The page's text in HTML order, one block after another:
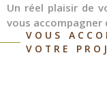
Un réel plaisir de
vous accompagner
Bienvenue à
où chaque coin
VOUS
VOTRE